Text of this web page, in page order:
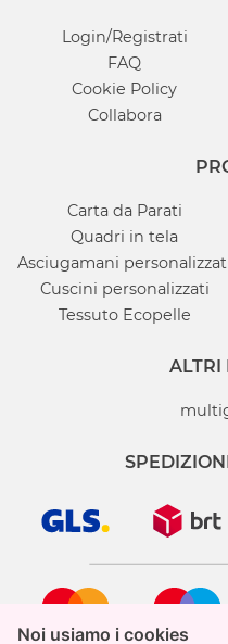
Noi usiamo i cookies
Noi usiamo i cookies
Login/Registrati
FAQ
Cookie Policy
Collabora
Carta da Parati
Quadri in tela
Asciugamani
Cuscini personalizzati
Tessuto Ecopelle
ALTRI